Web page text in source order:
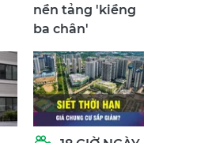
nền tảng 'kiềng
ba chân'